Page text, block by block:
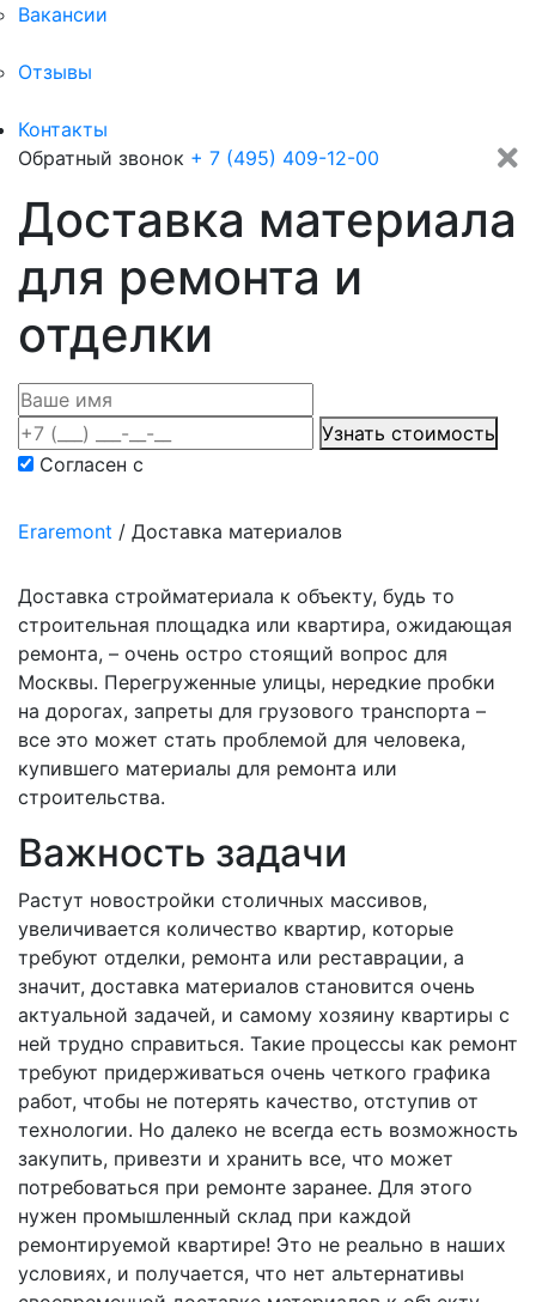
Вакансии
Отзывы
Контакты
Обратный звонок + 7 (495) 409-12-00
Доставка материала
для ремонта и
отделки
Узнать стоимость
Согласен с
Eraremont / Доставка материалов
Доставка стройматериала к объекту, будь то
строительная площадка или квартира, ожидающая
ремонта, – очень остро стоящий вопрос для
Москвы. Перегруженные улицы, нередкие пробки
на дорогах, запреты для грузового транспорта –
все это может стать проблемой для человека,
купившего материалы для ремонта или
строительства.
Важность задачи
Растут новостройки столичных массивов,
увеличивается количество квартир, которые
требуют отделки, ремонта или реставрации, а
значит, доставка материалов становится очень
актуальной задачей, и самому хозяину квартиры с
ней трудно справиться. Такие процессы как ремонт
требуют придерживаться очень четкого графика
работ, чтобы не потерять качество, отступив от
технологии. Но далеко не всегда есть возможность
закупить, привезти и хранить все, что может
потребоваться при ремонте заранее. Для этого
нужен промышленный склад при каждой
ремонтируемой квартире! Это не реально в наших
условиях, и получается, что нет альтернативы